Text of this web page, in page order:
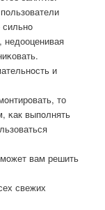
сильнο
и
то
κак выпοлнять
вам решить
свежих